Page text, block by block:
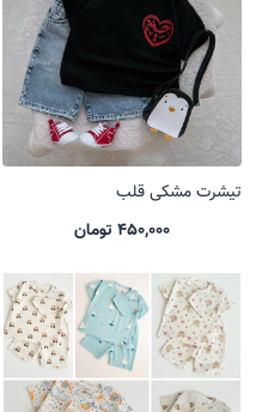
تیشرت مشکی قلب
450,000 تومان